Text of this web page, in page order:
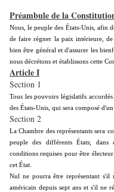
Préambule de la
Nous, le peuple des États-Unis, afin
de faire régner la paix intérieure,
bien être général et d'assurer les
nous décrétons et établissons cette
Article I
Section 1
Tous les pouvoirs législatifs
des États-Unis, qui sera composé
Section 2
La Chambre des représentants sera
peuple des différents États; dans
conditions requises pour être
cet État.
Nul ne pourra être représentant s'il
américain depuis sept ans et s'il ne